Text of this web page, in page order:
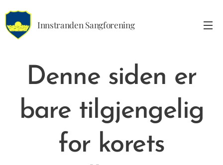
Innstranden Sangforening
Denne siden er
bare tilgjengelig
for korets